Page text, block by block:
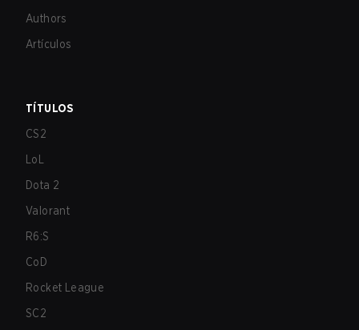
Authors
Artículos
TÍTULOS
CS2
LoL
Dota 2
Valorant
R6:S
CoD
Rocket League
SC2